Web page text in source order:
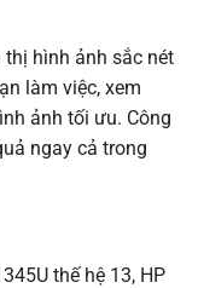
thị hình ảnh sắc nét
làm việc, xem
ảnh tối ưu. Công
ngay cả trong
thế hệ 13, HP